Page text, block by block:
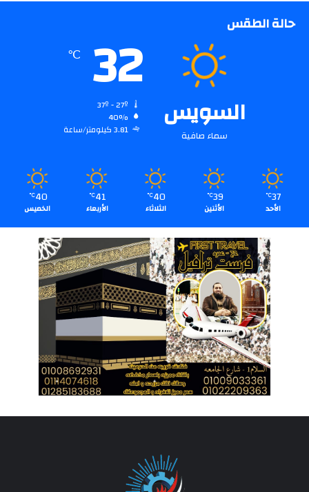
حالة الطقس
السويس
سماء صافية
32
℃
40%
3.81 كيلومتر/ساعة
37
℃
الأحد
39
℃
الأثنين
40
℃
الثلاثاء
41
℃
الأربعاء
40
℃
الخميس